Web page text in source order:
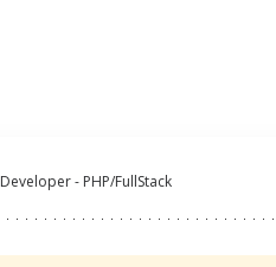
Developer - PHP/FullStack